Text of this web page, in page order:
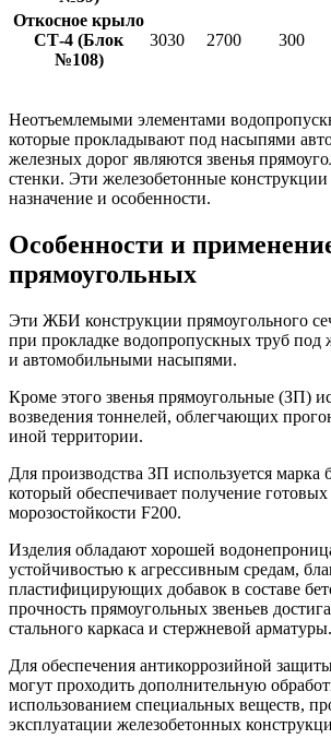
Откосное крыло
СТ-4 (Блок
№108)
3030 2700 300
Неотъемлемыми элементами
которые прокладывают под насыпями
железных дорог являются звенья
стенки. Эти железобетонные
назначение и особенности.
Особенности и
прямоугольных
Эти ЖБИ конструкции прямоугольного
при прокладке водопропускных труб
и автомобильными насыпями.
Кроме этого звенья прямоугольные (ЗП)
возведения тоннелей, облегчающих
иной территории.
Для производства ЗП используется марка
который обеспечивает получение
морозостойкости F200.
Изделия обладают хорошей
устойчивостью к агрессивным средам,
пластифицирующих добавок в составе
прочность прямоугольных звеньев
стального каркаса и стержневой арматуры.
Для обеспечения антикоррозийной
могут проходить дополнительную
использованием специальных веществ,
эксплуатации железобетонных